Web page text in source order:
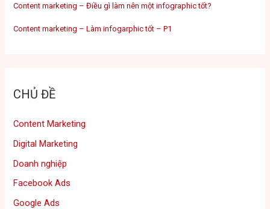
Content marketing – Điều gì làm nên một infographic tốt?
Content marketing – Làm infogarphic tốt – P1
CHỦ ĐỀ
Content Marketing
Digital Marketing
Doanh nghiệp
Facebook Ads
Google Ads